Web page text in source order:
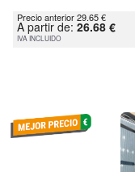
Precio anterior 29.65 €
A partir de: 26.68 €
IVA INCLUIDO